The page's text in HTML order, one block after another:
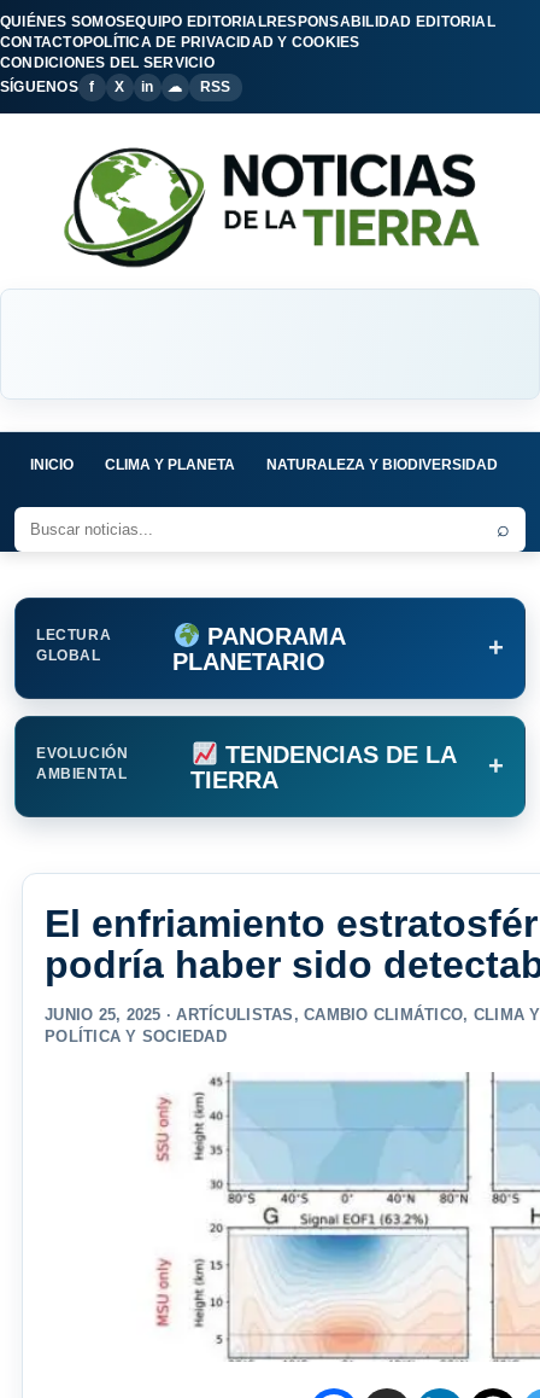
QUIÉNES SOMOSEQUIPO EDITORIALRESPONSABILIDAD EDITORIAL
CONTACTOPOLÍTICA DE PRIVACIDAD Y COOKIES
CONDICIONES DEL SERVICIO
SÍGUENOS
f X in ☁ RSS
INICIO CLIMA Y PLANETA NATURALEZA Y BIODIVERSIDAD
⌕
LECTURA
GLOBAL
PANORAMA
PLANETARIO
+
EVOLUCIÓN
AMBIENTAL
TENDENCIAS DE LA
TIERRA
+
El enfriamiento
podría haber sido
JUNIO 25, 2025 ·ARTÍCULISTAS ,CAMBIO CLIMÁTICO, CLIMA
POLÍTICA Y SOCIEDAD